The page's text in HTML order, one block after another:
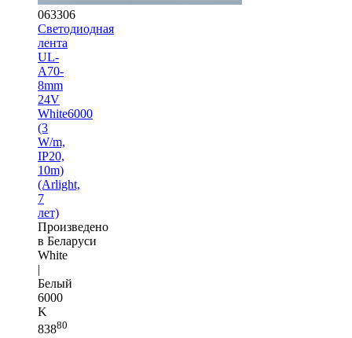
063306
Светодиодная
лента
UL-
A70-
8mm
24V
White6000
(3
W/m,
IP20,
10m)
(Arlight,
7
лет)
Произведено
в Беларуси
White
|
Белый
6000
K
83880